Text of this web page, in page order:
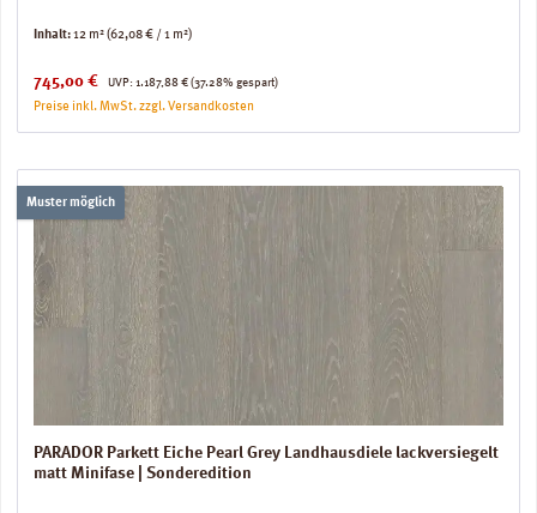
Inhalt:12 m²(62,08 € / 1 m²)
Verkaufspreis:
745,00 € UVP:
Regulärer Preis:
1.187,88 € (37.28% gespart)
Preise inkl. MwSt. zzgl. Versandkosten
Muster möglich
PARADOR Parkett Eiche Pearl Grey Landhausdiele lackversiegelt
matt Minifase | Sonderedition